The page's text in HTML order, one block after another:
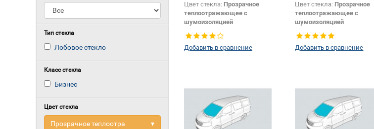
Тип стекла
Лобовое стекло
Класс стекла
Бизнес
Цвет стекла
▾
Прозрачное теплоотра
Цвет стекла: Прозрачное
теплоотражающее с
шумоизоляцией
Изменение крепления
зеркала + шелкографии +
датчика:Да
Добавить в сравнение
Цвет стекла: Прозрачное
теплоотражающее с
шумоизоляцией
Изменение датчика +
шелкографии:
Добавить в сравнение